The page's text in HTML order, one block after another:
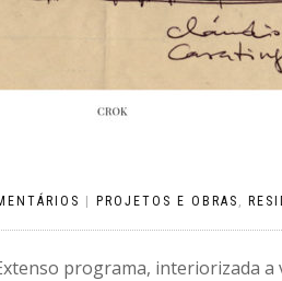
PROJETOS E OBRAS ,
programa, interiorizada